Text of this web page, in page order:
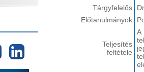
Tárgyfelelős
Előtanulmányok
Teljesítés
feltétele
A